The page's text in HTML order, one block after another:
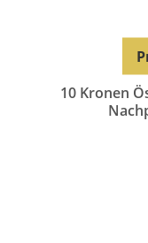
10 Kronen